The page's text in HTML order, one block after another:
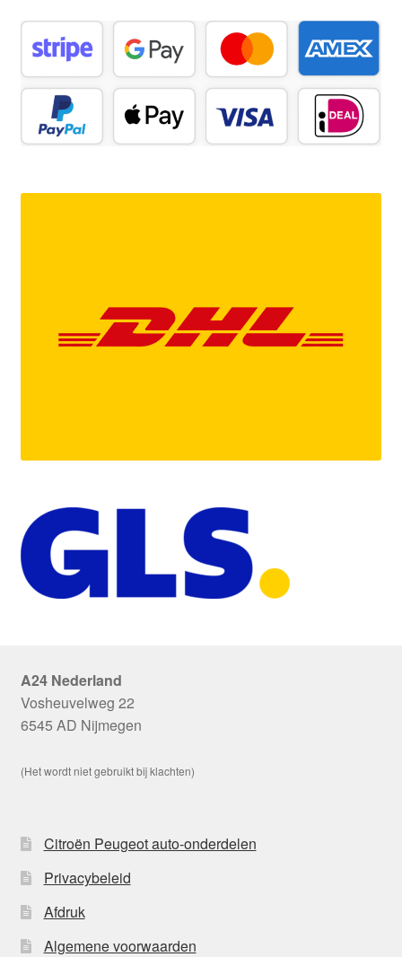
A24 Nederland
Vosheuvelweg 22
6545 AD Nijmegen
(Het wordt niet gebruikt bij klachten)
Citroën Peugeot auto-onderdelen
Privacybeleid
Afdruk
Algemene voorwaarden